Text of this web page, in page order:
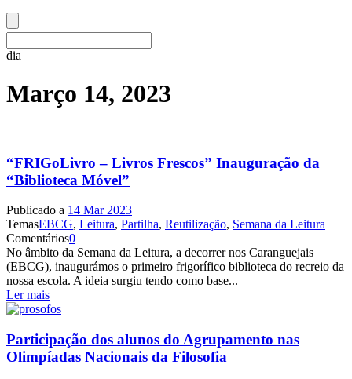
dia
Março 14, 2023
“FRIGoLivro – Livros Frescos” Inauguração da
“Biblioteca Móvel”
Publicado a 14 Mar 2023
TemasEBCG, Leitura, Partilha, Reutilização, Semana da Leitura
Comentários0
No âmbito da Semana da Leitura, a decorrer nos Caranguejais
(EBCG), inaugurámos o primeiro frigorífico biblioteca do recreio da
nossa escola. A ideia surgiu tendo como base...
Ler mais
Participação dos alunos do Agrupamento nas
Olimpíadas Nacionais da Filosofia